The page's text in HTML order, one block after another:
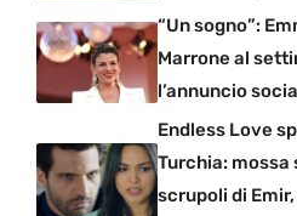
“Un sogno”:
Marrone al
l’annuncio
Endless Love
Turchia: mossa
scrupoli di